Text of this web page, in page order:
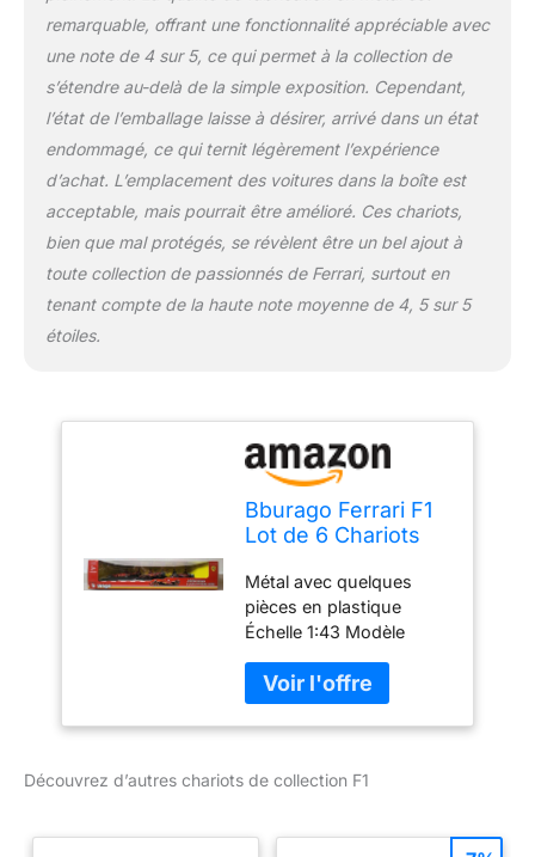
remarquable, offrant une fonctionnalité appréciable avec
une note de 4 sur 5, ce qui permet à la collection de
s’étendre au-delà de la simple exposition. Cependant,
l’état de l’emballage laisse à désirer, arrivé dans un état
endommagé, ce qui ternit légèrement l’expérience
d’achat. L’emplacement des voitures dans la boîte est
acceptable, mais pourrait être amélioré. Ces chariots,
bien que mal protégés, se révèlent être un bel ajout à
toute collection de passionnés de Ferrari, surtout en
tenant compte de la haute note moyenne de 4, 5 sur 5
étoiles.
Bburago Ferrari F1
Lot de 6 Chariots
l'échelle 1:43 en
métal - Chariots
Formule 1 - Voitures
de F1 (Ferrari)
Métal avec quelques
pièces en plastique
Échelle 1:43 Modèle
Parfait comme cadeau de
petit ami, cadeau de mari
Découvrez d’autres chariots de collection F1